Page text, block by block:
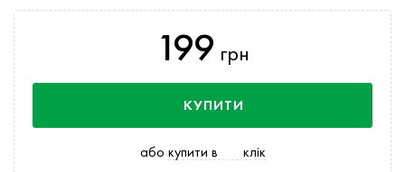
199 грн
КУПИТИ
або купити в клік